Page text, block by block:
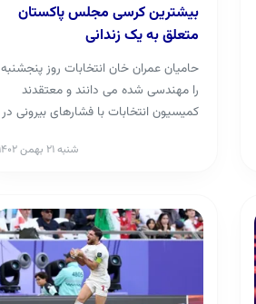
بیشترین کرسی مجلس پاکستان
متعلق به یک زندانی
حامیان عمران خان انتخابات روز پنجشنبه
را مهندسی شده می دانند و معتقدند
کمیسیون انتخابات با فشارهای بیرونی در
شنبه ۲۱ بهمن ۱۴۰۲